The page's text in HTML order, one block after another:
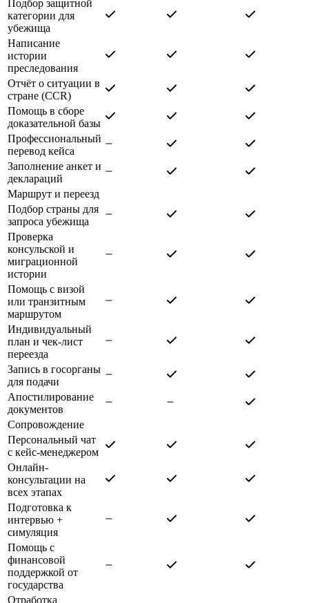
Подбор защитной
категории для
убежища
Написание
истории
преследования
Отчёт о ситуации в
стране (CCR)
Помощь в сборе
доказательной базы
Профессиональный
перевод кейса
Заполнение анкет и
деклараций
Маршрут и переезд
Подбор страны для
запроса убежища
Проверка
консульской и
миграционной
истории
Помощь с визой
или транзитным
маршрутом
Индивидуальный
план и чек-лист
переезда
Запись в госорганы
для подачи
Апостилирование
документов
Сопровождение
Персональный чат
с кейс-менеджером
Онлайн-
консультации на
всех этапах
Подготовка к
интервью +
симуляция
Помощь с
финансовой
поддержкой от
государства
Отработка